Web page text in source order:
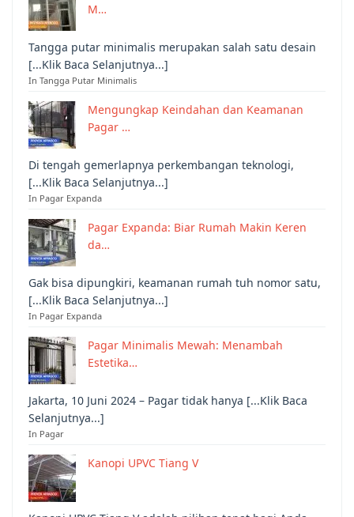
M…
Tangga putar minimalis merupakan salah satu desain
[...Klik Baca Selanjutnya...]
In Tangga Putar Minimalis
Mengungkap Keindahan dan Keamanan
Pagar …
Di tengah gemerlapnya perkembangan teknologi,
[...Klik Baca Selanjutnya...]
In Pagar Expanda
Pagar Expanda: Biar Rumah Makin Keren
da…
Gak bisa dipungkiri, keamanan rumah tuh nomor satu,
[...Klik Baca Selanjutnya...]
In Pagar Expanda
Pagar Minimalis Mewah: Menambah
Estetika…
Jakarta, 10 Juni 2024 – Pagar tidak hanya [...Klik Baca
Selanjutnya...]
In Pagar
Kanopi UPVC Tiang V